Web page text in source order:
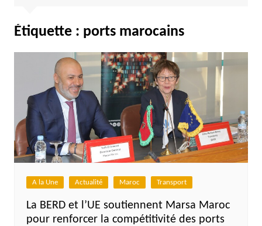
Étiquette : ports marocains
A la Une Actualité Maroc Transport
La BERD et l’UE soutiennent Marsa Maroc
pour renforcer la compétitivité des ports